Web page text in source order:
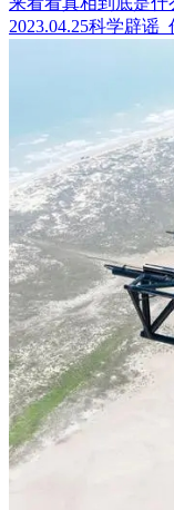
2023.04.25科学辟谣